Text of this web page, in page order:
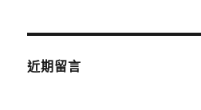
近期留言